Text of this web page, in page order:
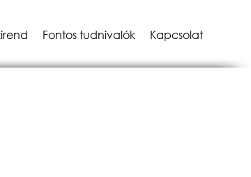
Fontos tudnivalók Kapcsolat